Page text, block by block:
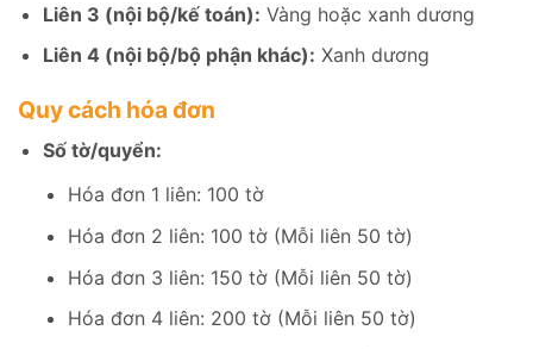
Liên 3 (nội bộ/kế toán): Vàng hoặc xanh dương
Liên 4 (nội bộ/bộ phận khác): Xanh dương
Quy cách hóa đơn
Số tờ/quyển:
Hóa đơn 1 liên: 100 tờ
Hóa đơn 2 liên: 100 tờ (Mỗi liên 50 tờ)
Hóa đơn 3 liên: 150 tờ (Mỗi liên 50 tờ)
Hóa đơn 4 liên: 200 tờ (Mỗi liên 50 tờ)